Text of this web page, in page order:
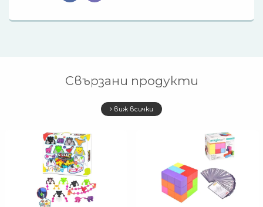
Свързани продукти
виж всички